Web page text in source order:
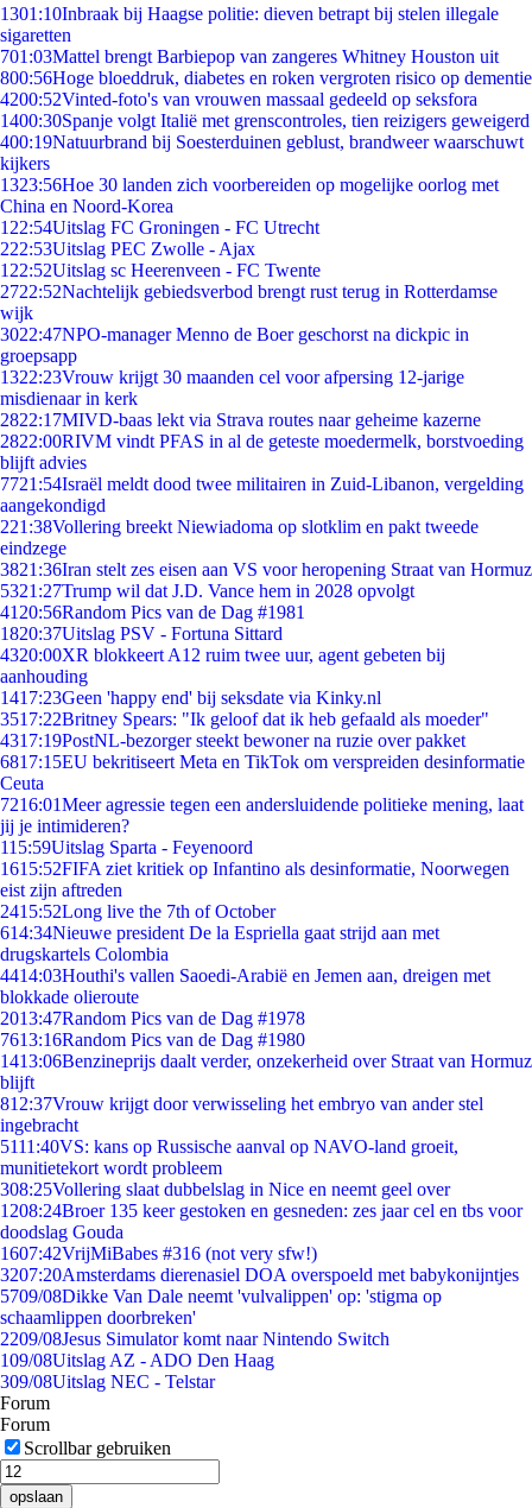
1301:10Inbraak bij Haagse politie: dieven betrapt bij stelen illegale
sigaretten
701:03Mattel brengt Barbiepop van zangeres Whitney Houston uit
800:56Hoge bloeddruk, diabetes en roken vergroten risico op dementie
4200:52Vinted-foto's van vrouwen massaal gedeeld op seksfora
1400:30Spanje volgt Italië met grenscontroles, tien reizigers geweigerd
400:19Natuurbrand bij Soesterduinen geblust, brandweer waarschuwt
kijkers
1323:56Hoe 30 landen zich voorbereiden op mogelijke oorlog met
China en Noord-Korea
1 22:54Uitslag FC Groningen - FC Utrecht
222:53Uitslag PEC Zwolle - Ajax
1 22:52Uitslag sc Heerenveen - FC Twente
2722:52Nachtelijk gebiedsverbod brengt rust terug in Rotterdamse
wijk
3022:47NPO-manager Menno de Boer geschorst na dickpic in
groepsapp
1322:23Vrouw krijgt 30 maanden cel voor afpersing 12-jarige
misdienaar in kerk
2822:17MIVD-baas lekt via Strava routes naar geheime kazerne
2822:00RIVM vindt PFAS in al de geteste moedermelk, borstvoeding
blijft advies
7721:54Israël meldt dood twee militairen in Zuid-Libanon, vergelding
aangekondigd
221:38Vollering breekt Niewiadoma op slotklim en pakt tweede
eindzege
3821:36Iran stelt zes eisen aan VS voor heropening Straat van Hormuz
5321:27Trump wil dat J.D. Vance hem in 2028 opvolgt
41 20:56Random Pics van de Dag #1981
1820:37Uitslag PSV - Fortuna Sittard
4320:00XR blokkeert A12 ruim twee uur, agent gebeten bij
aanhouding
1417:23Geen 'happy end' bij seksdate via Kinky.nl
3517:22Britney Spears: "Ik geloof dat ik heb gefaald als moeder"
4317:19PostNL-bezorger steekt bewoner na ruzie over pakket
6817:15EU bekritiseert Meta en TikTok om verspreiden desinformatie
Ceuta
7216:01Meer agressie tegen een andersluidende politieke mening, laat
jij je intimideren?
115:59Uitslag Sparta - Feyenoord
1615:52FIFA ziet kritiek op Infantino als desinformatie, Noorwegen
eist zijn aftreden
2415:52Long live the 7th of October
614:34Nieuwe president De la Espriella gaat strijd aan met
drugskartels Colombia
4414:03Houthi's vallen Saoedi-Arabië en Jemen aan, dreigen met
blokkade olieroute
2013:47Random Pics van de Dag #1978
7613:16Random Pics van de Dag #1980
1413:06Benzineprijs daalt verder, onzekerheid over Straat van Hormuz
blijft
812:37Vrouw krijgt door verwisseling het embryo van ander stel
ingebracht
5111:40VS: kans op Russische aanval op NAVO-land groeit,
munitietekort wordt probleem
308:25Vollering slaat dubbelslag in Nice en neemt geel over
1208:24Broer 135 keer gestoken en gesneden: zes jaar cel en tbs voor
doodslag Gouda
1607:42VrijMiBabes #316 (not very sfw!)
3207:20Amsterdams dierenasiel DOA overspoeld met babykonijntjes
5709/08Dikke Van Dale neemt 'vulvalippen' op: 'stigma op
schaamlippen doorbreken'
2209/08Jesus Simulator komt naar Nintendo Switch
109/08Uitslag AZ - ADO Den Haag
309/08Uitslag NEC - Telstar
Forum
Forum
Scrollbar gebruiken
opslaan